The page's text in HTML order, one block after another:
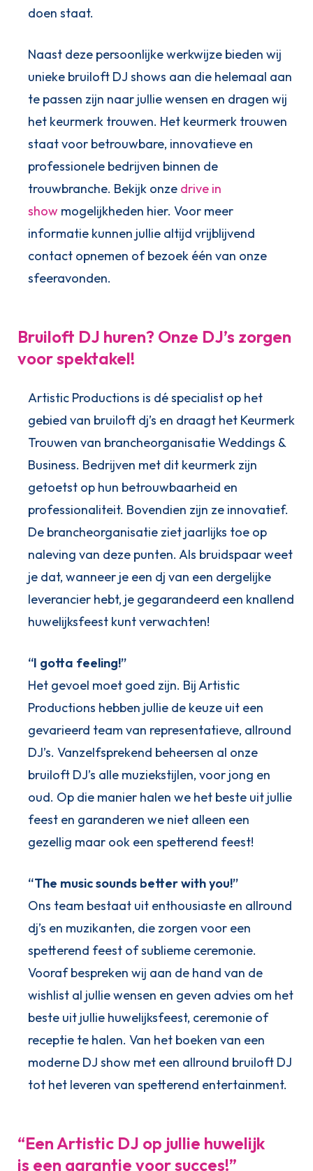
doen staat.
Naast deze persoonlijke werkwijze bieden wij
unieke bruiloft DJ shows aan die helemaal aan
te passen zijn naar jullie wensen en dragen wij
het keurmerk trouwen. Het keurmerk trouwen
staat voor betrouwbare, innovatieve en
professionele bedrijven binnen de
trouwbranche. Bekijk onze drive in
show mogelijkheden hier. Voor meer
informatie kunnen jullie altijd vrijblijvend
contact opnemen of bezoek één van onze
sfeeravonden.
Bruiloft DJ huren? Onze DJ’s zorgen
voor spektakel!
Artistic Productions is dé specialist op het
gebied van bruiloft dj’s en draagt het Keurmerk
Trouwen van brancheorganisatie Weddings &
Business. Bedrijven met dit keurmerk zijn
getoetst op hun betrouwbaarheid en
professionaliteit. Bovendien zijn ze innovatief.
De brancheorganisatie ziet jaarlijks toe op
naleving van deze punten. Als bruidspaar weet
je dat, wanneer je een dj van een dergelijke
leverancier hebt, je gegarandeerd een knallend
huwelijksfeest kunt verwachten!
“I gotta feeling!”
Het gevoel moet goed zijn. Bij Artistic
Productions hebben jullie de keuze uit een
gevarieerd team van representatieve, allround
DJ’s. Vanzelfsprekend beheersen al onze
bruiloft DJ’s alle muziekstijlen, voor jong en
oud. Op die manier halen we het beste uit jullie
feest en garanderen we niet alleen een
gezellig maar ook een spetterend feest!
“The music sounds better with you!”
Ons team bestaat uit enthousiaste en allround
dj’s en muzikanten, die zorgen voor een
spetterend feest of sublieme ceremonie.
Vooraf bespreken wij aan de hand van de
wishlist al jullie wensen en geven advies om het
beste uit jullie huwelijksfeest, ceremonie of
receptie te halen. Van het boeken van een
moderne DJ show met een allround bruiloft DJ
tot het leveren van spetterend entertainment.
“Een Artistic DJ op jullie huwelijk
is een garantie voor succes!”